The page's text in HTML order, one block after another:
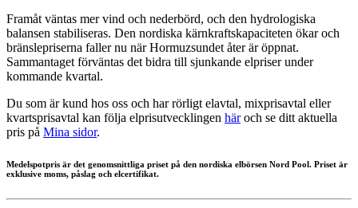
Framåt väntas mer vind och nederbörd, och den hydrologiska
balansen stabiliseras. Den nordiska kärnkraftskapaciteten ökar och
bränslepriserna faller nu när Hormuzsundet åter är öppnat.
Sammantaget förväntas det bidra till sjunkande elpriser under
kommande kvartal.
Du som är kund hos oss och har rörligt elavtal, mixprisavtal eller
kvartsprisavtal kan följa elprisutvecklingen häroch se ditt aktuella
pris på Mina sidor.
Medelspotpris är det genomsnittliga priset på den nordiska elbörsen Nord Pool. Priset är
exklusive moms, påslag och elcertifikat.